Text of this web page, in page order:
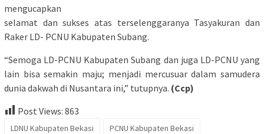
mengucapkan
selamat dan sukses atas terselenggaranya Tasyakuran dan
Raker LD- PCNU Kabupaten Subang.
“Semoga LD-PCNU Kabupaten Subang dan juga LD-PCNU yang
lain bisa semakin maju; menjadi mercusuar dalam samudera
dunia dakwah di Nusantara ini,” tutupnya. (Ccp)
Post Views: 863
LDNU Kabupaten Bekasi PCNU Kabupaten Bekasi